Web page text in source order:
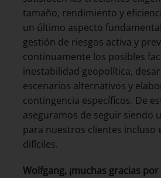
tamaño, rendimiento y
un último aspecto
gestión de riesgos activa y
continuamente los posibles
inestabilidad geopolítica,
escenarios alternativos y
contingencia específicos. De
aseguramos de seguir siendo
para nuestros clientes incluso
difíciles.
Wolfgang, ¡muchas gracias